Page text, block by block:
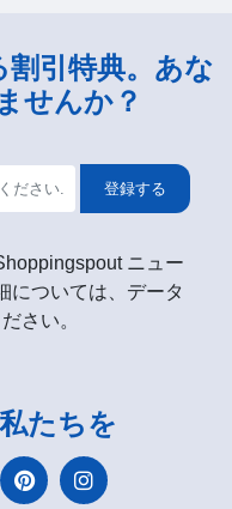
引特典。あな
せんか？
登録する
ニュー
については、データ
さい。
私たちを